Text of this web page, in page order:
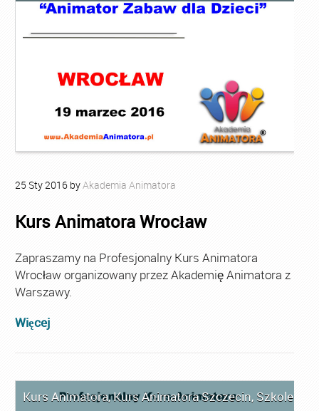
25 Sty2016 byAkademia Animatora
Kurs Animatora Wrocław
Zapraszamy na Profesjonalny Kurs Animatora
Wrocław organizowany przez Akademię Animatora z
Warszawy.
Więcej
Kurs Animatora,Kurs Animatora Szczecin, Szkolenie